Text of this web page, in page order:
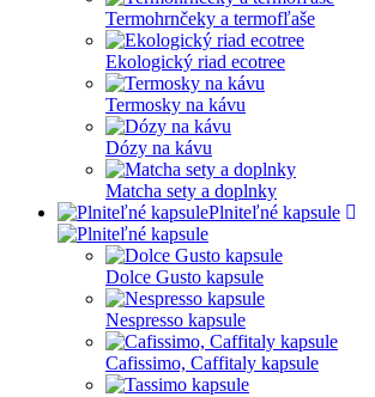
Termohrnčeky a termofľaše
Ekologický riad ecotree
Termosky na kávu
Dózy na kávu
Matcha sety a doplnky
Plniteľné kapsule
Dolce Gusto kapsule
Nespresso kapsule
Cafissimo, Caffitaly kapsule